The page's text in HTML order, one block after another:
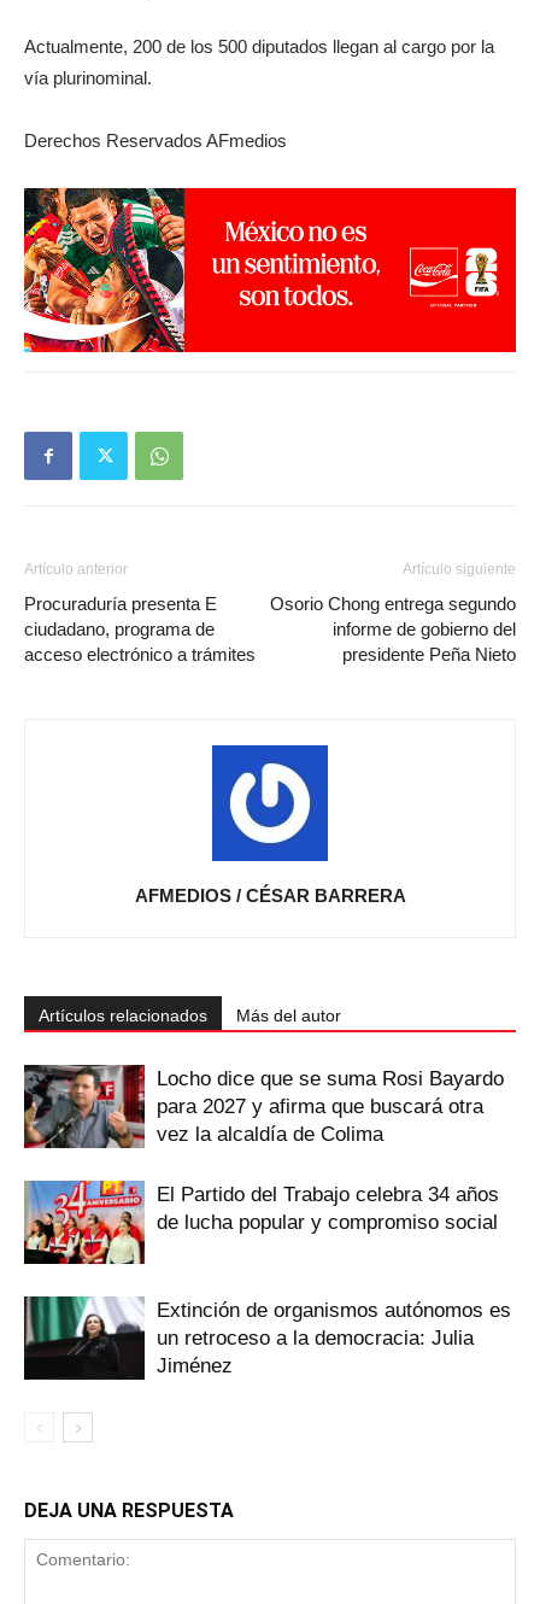
Actualmente, 200 de los 500 diputados llegan al cargo por la
vía plurinominal.
Derechos Reservados AFmedios
Artículo anterior
Procuraduría presenta E
ciudadano, programa de
acceso electrónico a trámites
Artículo siguiente
Osorio Chong entrega segundo
informe de gobierno del
presidente Peña Nieto
AFMEDIOS / CÉSAR BARRERA
Artículos relacionados Más del autor
Locho dice que se suma Rosi Bayardo
para 2027 y afirma que buscará otra
vez la alcaldía de Colima
El Partido del Trabajo celebra 34 años
de lucha popular y compromiso social
Extinción de organismos autónomos es
un retroceso a la democracia: Julia
Jiménez
DEJA UNA RESPUESTA